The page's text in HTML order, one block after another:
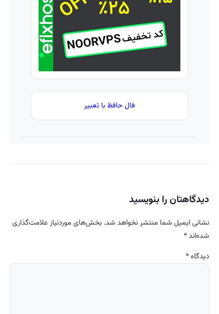
فال حافظ با تعبیر
دیدگاهتان را بنویسید
نشانی ایمیل شما منتشر نخواهد شد. بخش‌های موردنیاز علامت‌گذاری
شده‌اند*
دیدگاه*